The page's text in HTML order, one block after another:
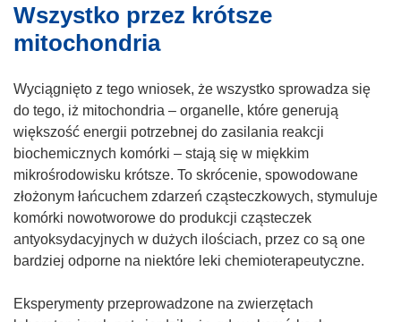
k
n
i
e
)
Wszystko przez krótsze
mitochondria
Wyciągnięto z tego wniosek, że wszystko sprowadza się
do tego, iż mitochondria – organelle, które generują
większość energii potrzebnej do zasilania reakcji
biochemicznych komórki – stają się w miękkim
mikrośrodowisku krótsze. To skrócenie, spowodowane
złożonym łańcuchem zdarzeń cząsteczkowych, stymuluje
komórki nowotworowe do produkcji cząsteczek
antyoksydacyjnych w dużych ilościach, przez co są one
bardziej odporne na niektóre leki chemioterapeutyczne.
Eksperymenty przeprowadzone na zwierzętach